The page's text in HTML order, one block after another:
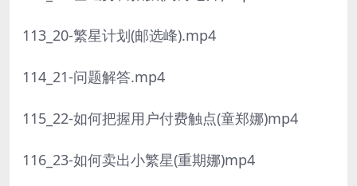
113_20-繁星计划(邮选峰).mp4
114_21-问题解答.mp4
115_22-如何把握用户付费触点(童郑娜)mp4
116_23-如何卖出小繁星(重期娜)mp4